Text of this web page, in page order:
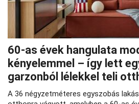
60-as évek hangulata
kényelemmel – így lett
garzonból lélekkel teli
A 36 négyzetméteres egyszobás